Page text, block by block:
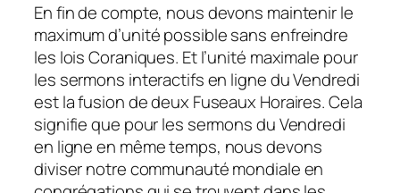
En fin de compte, nous devons maintenir le
maximum d’unité possible sans enfreindre
les lois Coraniques. Et l’unité maximale pour
les sermons interactifs en ligne du Vendredi
est la fusion de deux Fuseaux Horaires. Cela
signifie que pour les sermons du Vendredi
en ligne en même temps, nous devons
diviser notre communauté mondiale en